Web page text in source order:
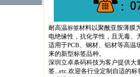
耐高温标签材料以聚酰亚胺薄膜
电绝缘性，抗化学性，且无毒
适用于PCB、钢材、铝材等高温
来的新型标签品种。
深圳立卓条码科技为客户提供大
签...etc.欢迎各行业定制自适的